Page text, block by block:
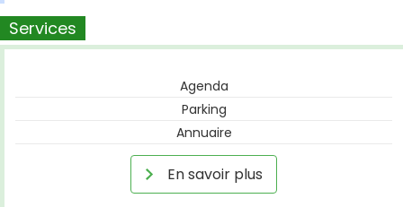
Services
Agenda
Parking
Annuaire
En savoir plus